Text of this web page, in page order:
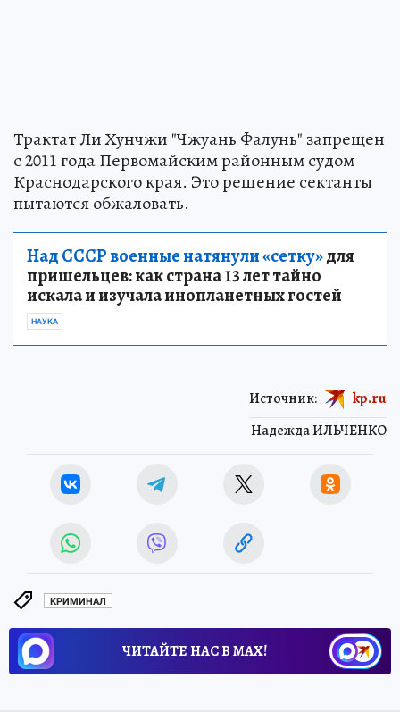
Трактат Ли Хунчжи "Чжуань Фалунь" запрещен
с 2011 года Первомайским районным судом
Краснодарского края. Это решение сектанты
пытаются обжаловать.
Над СССР военные натянули «сетку»для
пришельцев: как страна 13 лет тайно
искала и изучала инопланетных гостей
НАУКА
Надежда ИЛЬЧЕНКО
Источник: kp.ru
КРИМИНАЛ
ЧИТАЙТЕ НАС В МАХ!